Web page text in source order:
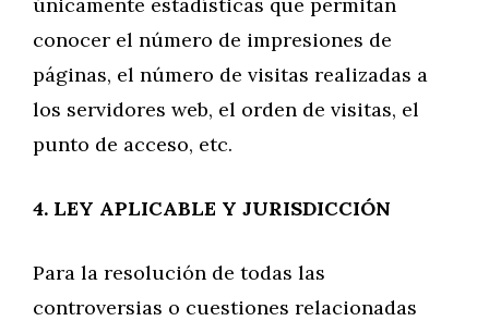
conocer el número de impresiones de
páginas, el número de visitas realizadas a
los servidores web, el orden de visitas, el
punto de acceso, etc.
4. LEY APLICABLE Y JURISDICCIÓN
Para la resolución de todas las
controversias o cuestiones relacionadas